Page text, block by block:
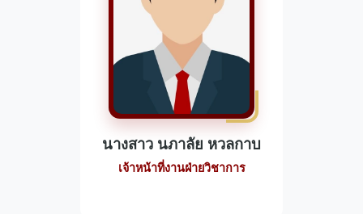
นางสาว นภาลัย หวลกาบ
เจ้าหน้าที่งานฝ่ายวิชาการ